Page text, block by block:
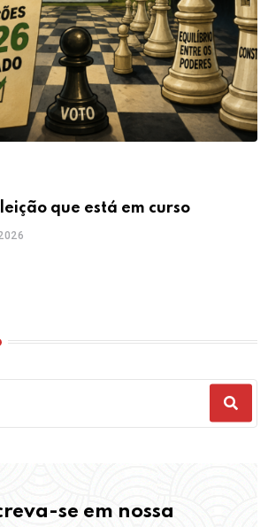
que está em curso
se em nossa